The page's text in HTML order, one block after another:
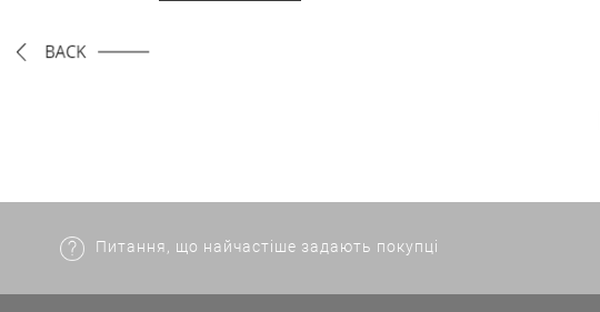
Питання, що найчастіше задають покупці